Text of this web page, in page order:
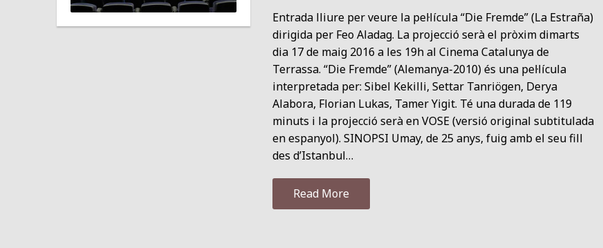
Entrada lliure per veure la pel·lícula “Die Fremde” (La Estraña)
dirigida per Feo Aladag. La projecció serà el pròxim dimarts
dia 17 de maig 2016 a les 19h al Cinema Catalunya de
Terrassa. “Die Fremde” (Alemanya-2010) és una pel·lícula
interpretada per: Sibel Kekilli, Settar Tanriögen, Derya
Alabora, Florian Lukas, Tamer Yigit. Té una durada de 119
minuts i la projecció serà en VOSE (versió original subtitulada
en espanyol). SINOPSI Umay, de 25 anys, fuig amb el seu fill
des d’Istanbul…
Read More